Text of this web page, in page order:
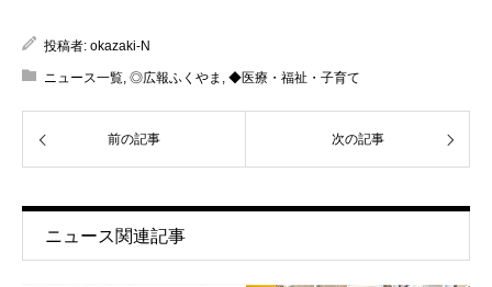
投稿者: okazaki-N
ニュース一覧, ◎広報ふくやま , ◆医療・福祉・子育て
前の記事 次の記事
ニュース関連記事